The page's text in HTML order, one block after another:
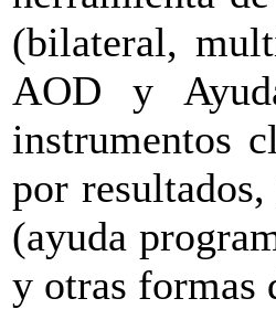
(bilateral,
AOD y
instrumentos
por
(ayuda
y otras formas